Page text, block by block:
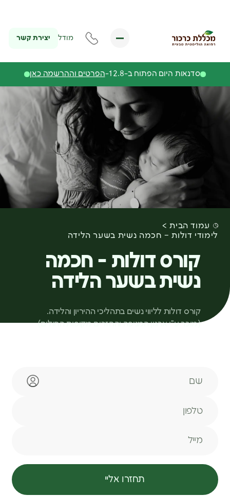
מודל יצירת קשר
סדנאות היום הפתוח ב-12.8- הפרטים וההרשמה כאן
עמוד הבית
לימודי דולות – חכמה נשית בשער הלידה
קורס דולות - חכמה
נשית בשער הלידה
קורס דולות לליווי נשים בתהליכי ההיריון והלידה.
(מוכר ע”י ארגון המניפה והחזרים מקופות החולים)
תחזרו אליי